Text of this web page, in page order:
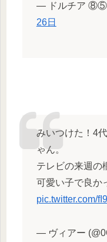
— ドルチア ⑧⑤
26日
みいつけた！4
ゃん。
テレビの来週の
可愛い子で良か
pic.twitter.com/
— ヴィアー